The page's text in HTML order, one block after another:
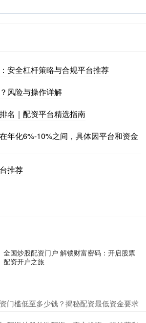
安全杠杆策略与合规平台推荐
风险与操作详解
名｜配资平台精选指南
年化6%-10%之间，具体因平台和资金
推荐
全国炒股配资门户 解锁财富密码：开启股票
配资开户之旅
门槛低至多少钱？揭秘配资最低资金要求